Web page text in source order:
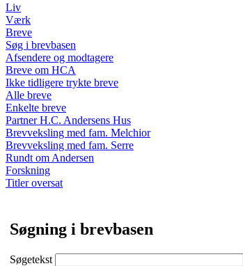
Liv
Værk
Breve
Søg i brevbasen
Afsendere og modtagere
Breve om HCA
Ikke tidligere trykte breve
Alle breve
Enkelte breve
Partner H.C. Andersens Hus
Brevveksling med fam. Melchior
Brevveksling med fam. Serre
Rundt om Andersen
Forskning
Titler oversat
Søgning i brevbasen
Søgetekst